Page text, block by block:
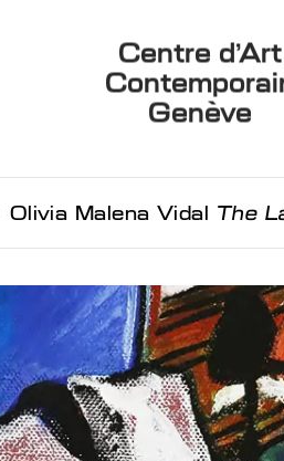
Centre d’Art
Genève
Olivia Malena Vidal The